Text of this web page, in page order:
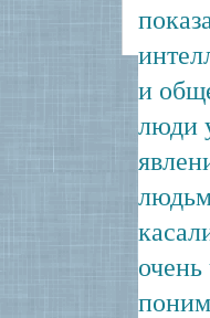
и
люди